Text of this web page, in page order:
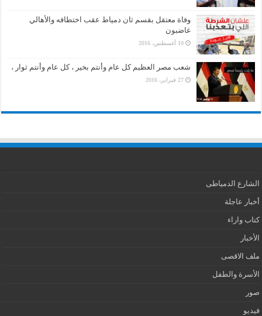
وفاة معتقل بقسم ثان دمياط عقب اختطافه والأهالي
غاضبون
10 أغسطس، 2016
شعب مصر العظيم كل عام وأنتم بخير ، كل عام وأنتم ثوار ،
27 فبراير، 2016
الشارع الدمياطى
أخبار عاجلة
كتاب واراء
الأخبار
ملف الاقصى
الأسرة والطفل
صور
فيديو